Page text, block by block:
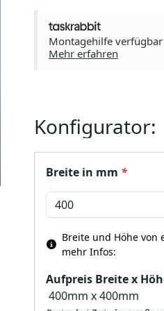
Montagehilfe verfügbar
Mehr erfahren
Konfigurator:
Breite in mm *
Aufpreis Breite x
Breite und Höhe von
mehr Infos: